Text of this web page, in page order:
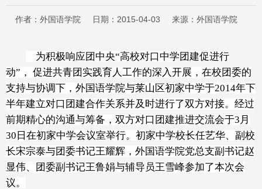
作者：外国语学院 日期：2015-04-03 来源：外国语学院
为积极响应团中央“高校对口中学团建促进行
动”， 促进共青团实践育人工作的深入开展，在校团委的
支持与协调下，外国语学院与莱山区初家中学于2014年下
半年建立对口团建合作关系并及时进行了双方对接。经过
前期精心的沟通与筹备，双方对口团建推进交流会于3月
30日在初家中学会议室举行。初家中学校长任艺华、副校
长宋宗泰与团委书记王耀辉，外国语学院党总支副书记赵
显伟、团委副书记王鲁娟与辅导员王雪峰参加了本次会
议。